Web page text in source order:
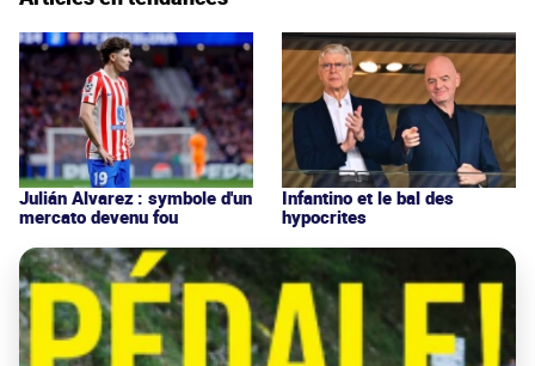
Julián Alvarez : symbole d'un
mercato devenu fou
Infantino et le bal des
hypocrites